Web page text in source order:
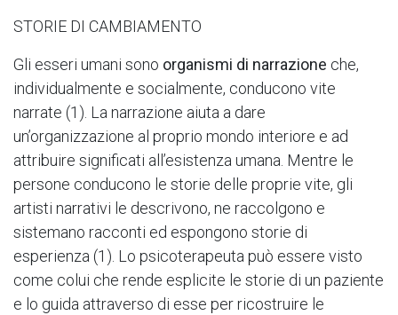
STORIE DI CAMBIAMENTO
Gli esseri umani sono organismi di narrazione che,
individualmente e socialmente, conducono vite
narrate (1). La narrazione aiuta a dare
un’organizzazione al proprio mondo interiore e ad
attribuire significati all’esistenza umana. Mentre le
persone conducono le storie delle proprie vite, gli
artisti narrativi le descrivono, ne raccolgono e
sistemano racconti ed espongono storie di
esperienza (1). Lo psicoterapeuta può essere visto
come colui che rende esplicite le storie di un paziente
e lo guida attraverso di esse per ricostruire le